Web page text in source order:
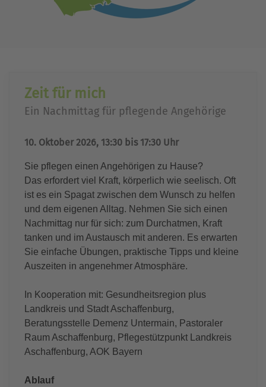
Zeit für mich
Ein Nachmittag für pflegende Angehörige
10. Oktober 2026, 13:30 bis 17:30 Uhr
Sie pflegen einen Angehörigen zu Hause?
Das erfordert viel Kraft, körperlich wie seelisch. Oft
ist es ein Spagat zwischen dem Wunsch zu helfen
und dem eigenen Alltag. Nehmen Sie sich einen
Nachmittag nur für sich: zum Durchatmen, Kraft
tanken und im Austausch mit anderen. Es erwarten
Sie einfache Übungen, praktische Tipps und kleine
Auszeiten in angenehmer Atmosphäre.
In Kooperation mit: Gesundheitsregion plus
Landkreis und Stadt Aschaffenburg,
Beratungsstelle Demenz Untermain, Pastoraler
Raum Aschaffenburg, Pflegestützpunkt Landkreis
Aschaffenburg, AOK Bayern
Ablauf